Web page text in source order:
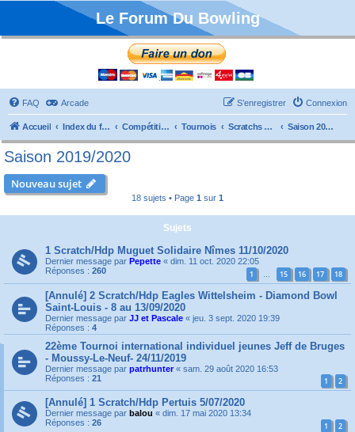
Le Forum Du Bowling
FAQ Arcade Connexion
S’enregistrer
Accueil Index du forum Compétitions Tournois Scratchs et Internationaux Saison 2019/2020
Saison 2019/2020
Nouveau sujet
18 sujets • Page 1 sur 1
Sujets
1 Scratch/Hdp Muguet Solidaire Nîmes 11/10/2020
Dernier message par Pepette « dim. 11 oct. 2020 22:05
Réponses : 260 1 … 15 16 17 18
[Annulé] 2 Scratch/Hdp Eagles Wittelsheim - Diamond Bowl
Saint-Louis - 8 au 13/09/2020
Dernier message par JJ et Pascale « jeu. 3 sept. 2020 19:39
Réponses : 4
22ème Tournoi international individuel jeunes Jeff de Bruges
- Moussy-Le-Neuf- 24/11/2019
Dernier message par patrhunter « sam. 29 août 2020 16:53
Réponses : 21 1 2
[Annulé] 1 Scratch/Hdp Pertuis 5/07/2020
Dernier message par balou « dim. 17 mai 2020 13:34
Réponses : 26 1 2